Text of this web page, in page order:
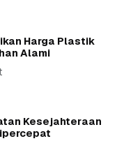
Harga Plastik
Alami
Kesejahteraan